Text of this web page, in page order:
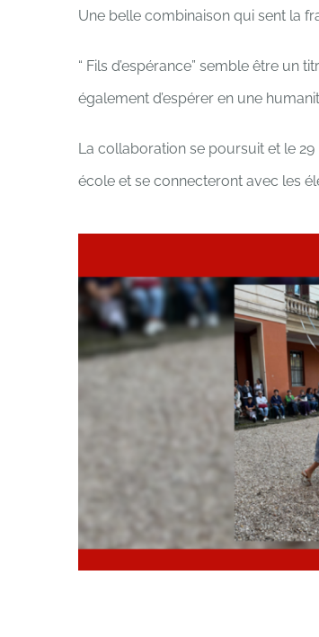
Une belle combinaison qui sent la
“ Fils d’espérance” semble être
également d’espérer en une
La collaboration se poursuit et le
école et se connecteront avec les